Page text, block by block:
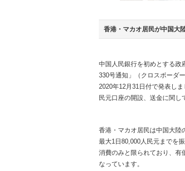
香港・マカオ居民が中国大
中国人民銀行を初めとする政
330号通知」（クロスボーダ
2020年12月31日付で発表し
民元口座の開設、送金に関し
香港・マカオ居民は中国大陸
最大1日80,000人民元までを
消費のみと限られており、有
なっています。